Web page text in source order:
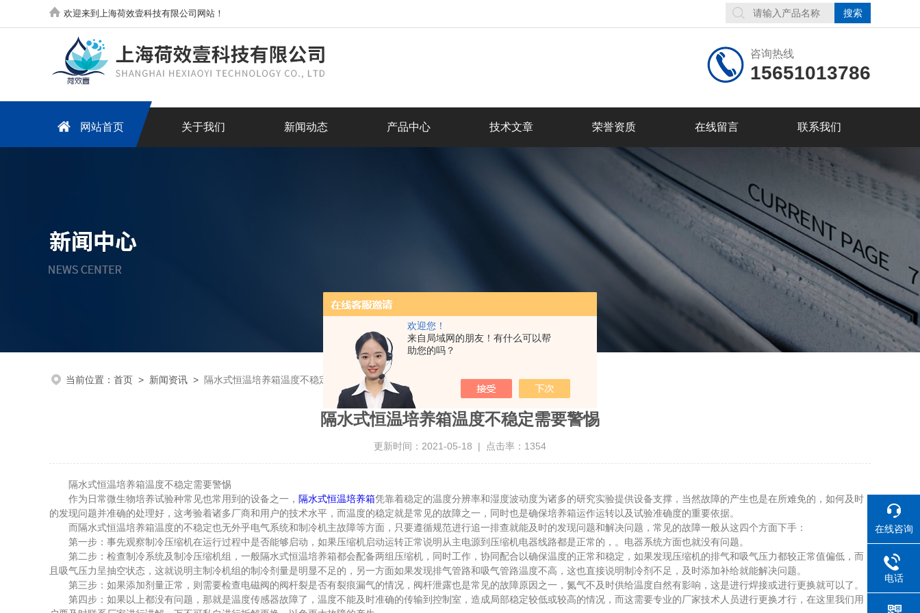
欢迎您！
来自局域网的朋友！有什么可以帮
助您的吗？
欢迎来到上海荷效壹科技有限公司网站！
咨询热线
15651013786
网站首页 关于我们 新闻动态 产品中心 技术文章 荣誉资质 在线留言 联系我们
当前位置： 首页 > 新闻资讯 > 隔水式恒温培养箱温度不稳定需要警惕
隔水式恒温培养箱温度不稳定需要警惕
更新时间：2021-05-18 | 点击率：1354
隔水式恒温培养箱温度不稳定需要警惕
作为日常微生物培养试验种常见也常用到的设备之一， 隔水式恒温培养箱凭靠着稳定的温度分辨率和湿度波动度为诸多的研究实验提供设备支撑，当然故障的产生也是在所难免的，如何及时
的发现问题并准确的处理好，这考验着诸多厂商和用户的技术水平，而温度的稳定就是常见的故障之一，同时也是确保培养箱运作运转以及试验准确度的重要依据。
而隔水式恒温培养箱温度的不稳定也无外乎电气系统和制冷机主故障等方面，只要遵循规范进行追一排查就能及时的发现问题和解决问题，常见的故障一般从这四个方面下手：
第一步：事先观察制冷压缩机在运行过程中是否能够启动，如果压缩机启动运转正常说明从主电源到压缩机电器线路都是正常的，。电器系统方面也就没有问题。
第二步：检查制冷系统及制冷压缩机组，一般隔水式恒温培养箱都会配备两组压缩机，同时工作，协同配合以确保温度的正常和稳定，如果发现压缩机的排气和吸气压力都较正常值偏低，而
且吸气压力呈抽空状态，这就说明主制冷机组的制冷剂量是明显不足的，另一方面如果发现排气管路和吸气管路温度不高，这也直接说明制冷剂不足，及时添加补给就能解决问题。
第三步：如果添加剂量正常，则需要检查电磁阀的阀杆裂是否有裂痕漏气的情况，阀杆泄露也是常见的故障原因之一，氮气不及时供给温度自然有影响，这是进行焊接或进行更换就可以了。
第四步：如果以上都没有问题，那就是温度传感器故障了，温度不能及时准确的传输到控制室，造成局部稳定较低或较高的情况，而这需要专业的厂家技术人员进行更换才行，在这里我们用
在线咨询
电话